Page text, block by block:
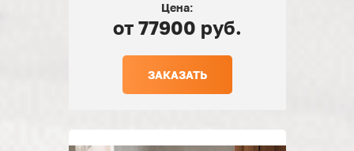
Цена:
от 77900 руб.
ЗАКАЗАТЬ